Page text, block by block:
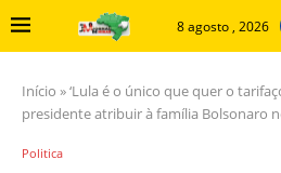
8 agosto , 2026
Início »‘Lula é o único que quer o
presidente atribuir à família Bolsonaro
Politica